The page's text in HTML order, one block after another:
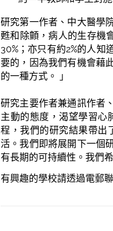
研究第一作者、中大醫學
甦和除顫，病人的生存機
30%；亦只有約2%的人
要的，因為我們有機會藉
的一種方式。 」
研究主要作者兼通訊作者
主動的態度，渴望學習心
程，我們的研究結果帶出
活。我們即將展開下一個
有長期的可持續性。我們
有興趣的學校請透過電郵